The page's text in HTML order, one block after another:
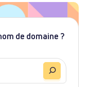
de domaine ?